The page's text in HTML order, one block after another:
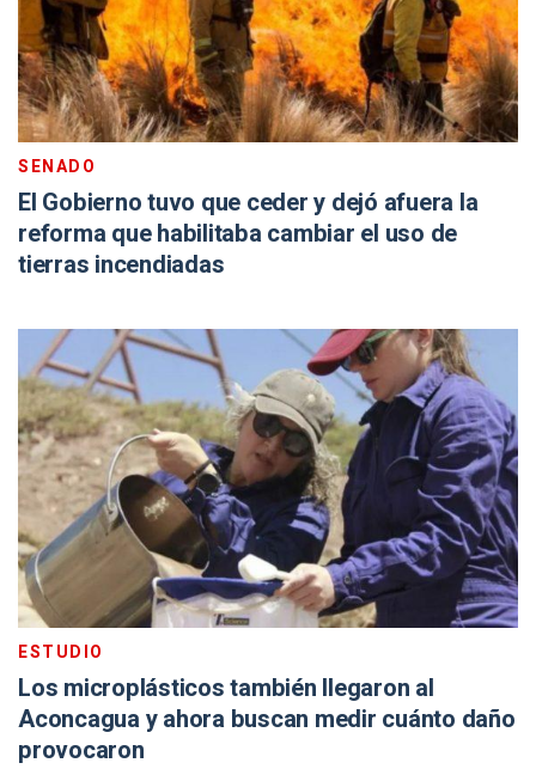
SENADO
El Gobierno tuvo que ceder y dejó afuera la
reforma que habilitaba cambiar el uso de
tierras incendiadas
ESTUDIO
Los microplásticos también llegaron al
Aconcagua y ahora buscan medir cuánto daño
provocaron